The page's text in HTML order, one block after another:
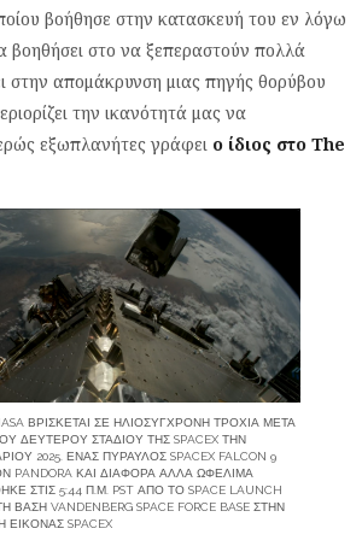
βοήθησε στην κατασκευή του εν λόγω
βοηθήσει στο να ξεπεραστούν πολλά
στην απομάκρυνση μιας πηγής θορύβου
την ικανότητά μας να
εξωπλανήτες γράφει ο ίδιος στο The
ΒΡΊΣΚΕΤΑΙ ΣΕ ΗΛΙΟΣΎΓΧΡΟΝΗ ΤΡΟΧΙΆ ΜΕΤΆ
ΔΕΎΤΕΡΟΥ ΣΤΑΔΊΟΥ ΤΗΣ SPACEX ΤΗΝ
2025. ΈΝΑΣ ΠΎΡΑΥΛΟΣ SPACEX FALCON 9
ΚΑΙ ΔΙΆΦΟΡΑ ΆΛΛΑ ΩΦΈΛΙΜΑ
ΣΤΙΣ 5:44 Π.Μ. PST ΑΠΌ ΤΟ SPACE LAUNCH
ΒΆΣΗ VANDENBERG SPACE FORCE BASE ΣΤΗΝ
SPACEX